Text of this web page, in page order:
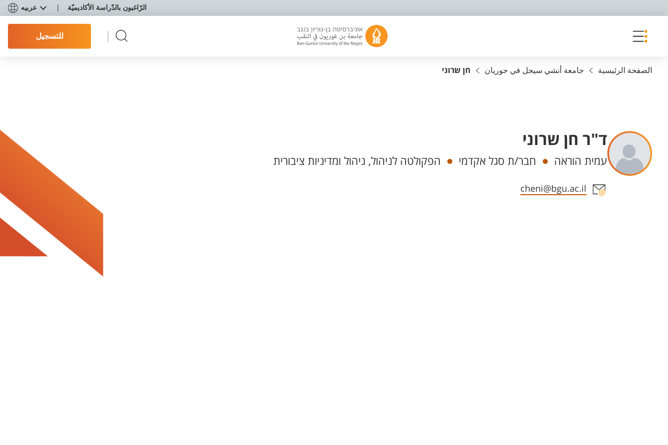
الرّاغبون بالدّراسة الأكاديميّة عربيه
للتسجيل
الصفحة الرئيسية جامعة أنشي سيجل في جوريان חן שרוני
ד"ר חן שרוני
Departments
עמית הוראה חבר/ת סגל אקדמי הפקולטה לניהול, ניהול ומדיניות ציבורית
Staff member contact section
cheni@bgu.ac.il